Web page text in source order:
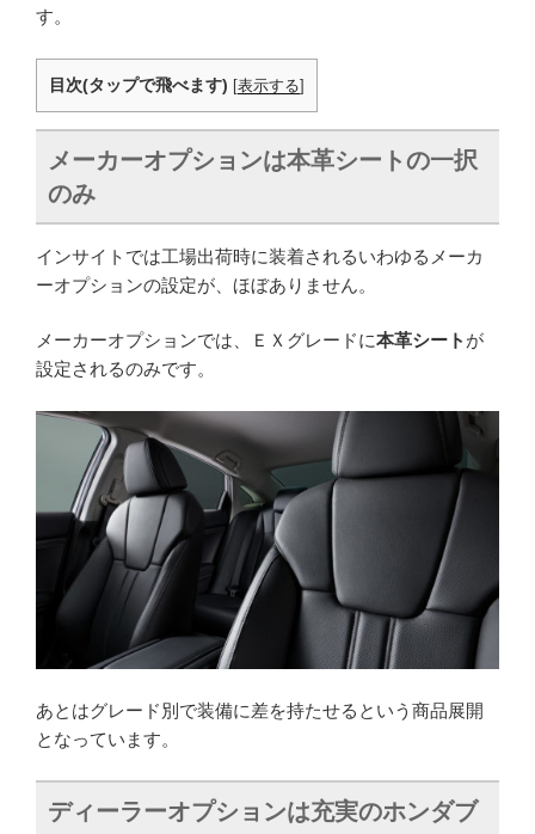
す。
目次(タップで飛べます) [表示する]
メーカーオプションは本革シートの一択
のみ
インサイトでは工場出荷時に装着されるいわゆるメーカ
ーオプションの設定が、ほぼありません。
メーカーオプションでは、ＥＸグレードに本革シート が
設定されるのみです。
あとはグレード別で装備に差を持たせるという商品展開
となっています。
ディーラーオプションは充実のホンダブ